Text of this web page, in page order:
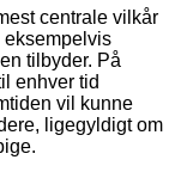
centrale vilkår
eksempelvis
tilbyder. På
enhver tid
vil kunne
ligegyldigt om